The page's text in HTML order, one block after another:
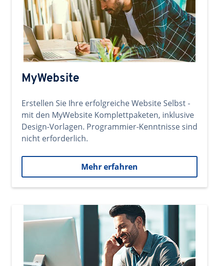
MyWebsite
Erstellen Sie Ihre erfolgreiche Website Selbst -
mit den MyWebsite Komplettpaketen, inklusive
Design-Vorlagen. Programmier-Kenntnisse sind
nicht erforderlich.
Mehr erfahren